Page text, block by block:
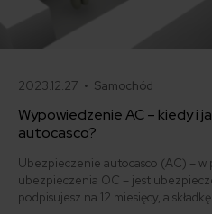
2023.12.27 • Samochód
Wypowiedzenie AC – kiedy i
autocasco?
Ubezpieczenie autocasco (AC) – w
ubezpieczenia OC – jest
podpisujesz na 12 miesięcy, a